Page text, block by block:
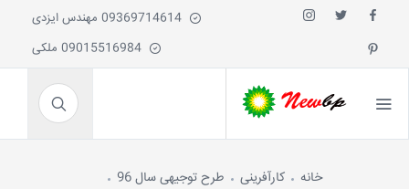
خانه کارآفرینی
طرح توجیهی سال 96